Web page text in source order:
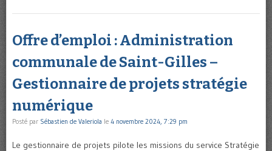
Offre d’emploi : Administration
communale de Saint-Gilles –
Gestionnaire de projets stratégie
numérique
Posté par Sébastien de Valeriola le 4 novembre 2024, 7:29 pm
Le gestionnaire de projets pilote les missions du service Stratégie